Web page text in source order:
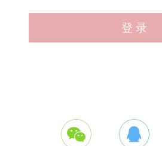
登 录